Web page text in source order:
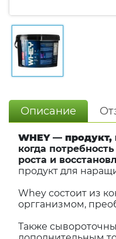
Описание
WHEY —
когда
роста и
продукт для
Whey состоит из
оргганизмом,
Также